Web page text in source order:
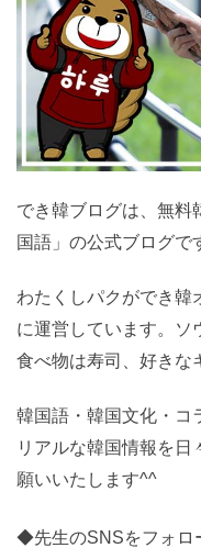
でき韓ブログは、無料
国語」の公式ブログで
わたくしパクができ韓
に運営しています。ソ
食べ物は寿司、好きな
韓国語・韓国文化・コ
リアルな韓国情報を日
願いいたします^^
◆先生のSNSをフォロ